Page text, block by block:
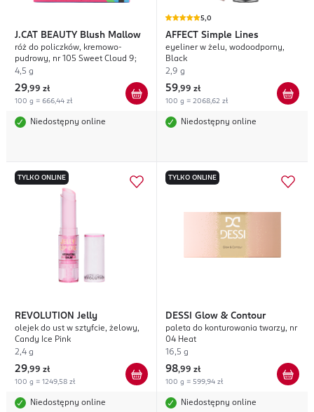
J.CAT BEAUTY Blush Mallow
róż do policzków, kremowo-
pudrowy, nr 105 Sweet Cloud 9;
4,5 g
29,99 zł
100 g = 666,44 zł
Niedostępny online
5,0
AFFECT Simple Lines
eyeliner w żelu, wodoodporny,
Black
2,9 g
59,99 zł
100 g = 2068,62 zł
Niedostępny online
TYLKO ONLINE
REVOLUTION Jelly
olejek do ust w sztyfcie, żelowy,
Candy Ice Pink
2,4 g
29,99 zł
100 g = 1249,58 zł
Niedostępny online
TYLKO ONLINE
DESSI Glow & Contour
paleta do konturowania twarzy, nr
04 Heat
16,5 g
98,99 zł
100 g = 599,94 zł
Niedostępny online